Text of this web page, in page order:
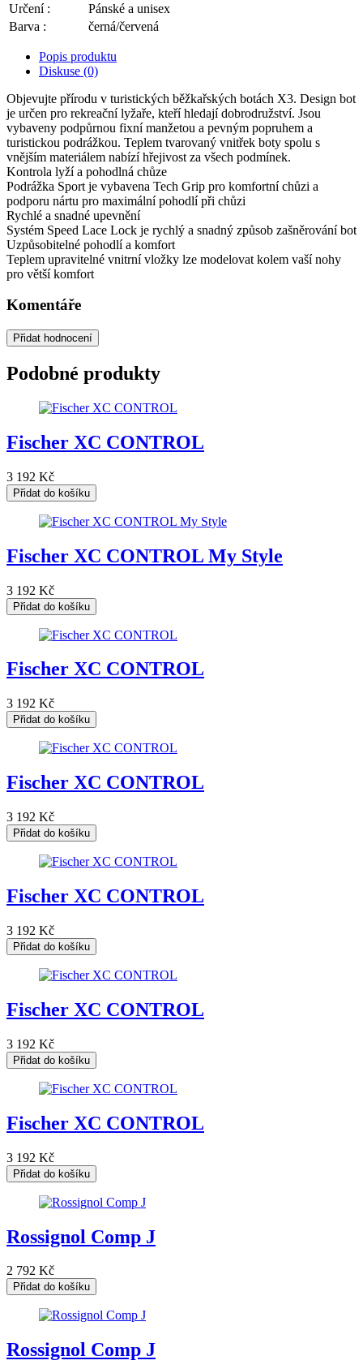
Určení :
Pánské a unisex
Barva :
černá/červená
Popis produktu
Diskuse (0)
Objevujte přírodu v turistických běžkařských botách X3. Design bot
je určen pro rekreační lyžaře, kteří hledají dobrodružství. Jsou
vybaveny podpůrnou fixní manžetou a pevným popruhem a
turistickou podrážkou. Teplem tvarovaný vnitřek boty spolu s
vnějším materiálem nabízí hřejivost za všech podmínek.
Kontrola lyží a pohodlná chůze
Podrážka Sport je vybavena Tech Grip pro komfortní chůzi a
podporu nártu pro maximální pohodlí při chůzi
Rychlé a snadné upevnění
Systém Speed Lace Lock je rychlý a snadný způsob zašněrování bot
Uzpůsobitelné pohodlí a komfort
Teplem upravitelné vnitrní vložky lze modelovat kolem vaší nohy
pro větší komfort
Komentáře
Přidat hodnocení
Podobné produkty
Fischer XC CONTROL
3 192 Kč
Přidat do košíku
Fischer XC CONTROL My Style
3 192 Kč
Přidat do košíku
Fischer XC CONTROL
3 192 Kč
Přidat do košíku
Fischer XC CONTROL
3 192 Kč
Přidat do košíku
Fischer XC CONTROL
3 192 Kč
Přidat do košíku
Fischer XC CONTROL
3 192 Kč
Přidat do košíku
Fischer XC CONTROL
3 192 Kč
Přidat do košíku
Rossignol Comp J
2 792 Kč
Přidat do košíku
Rossignol Comp J